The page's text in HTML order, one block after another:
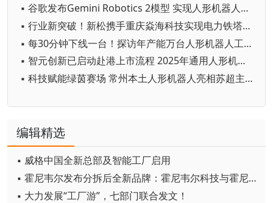
▪ 谷歌发布Gemini Robotics 2模型 实现人形机器人全身智能控制突破
▪ 行业新突破！新松携手重庆焱海科技实现电力铁塔塔脚等级焊缝智能焊接
▪ 每30分钟下线一台！探访年产能万台人形机器人工厂
▪ 智元创新已启动赴港上市流程 2025年通用人形机器人出货量超5100台
▪ 科技赋能绿茵赛场 常州本土人形机器人亮相苏超主场
编辑精选
▪ 威格中国全新总部及智能工厂启用
▪ 霍尼韦尔发布分拆后全新品牌：霍尼韦尔科技与霍尼韦尔航空航天
▪ 大力发展“工厂游”，七部门联合发文！